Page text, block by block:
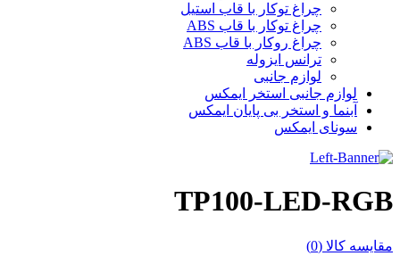
چراغ توکار با قاب استیل
چراغ توکار با قاب ABS
چراغ روکار با قاب ABS
ترانس ایزوله
لوازم جانبی
لوازم جانبی استخر ایمکس
آبنما و استخر بی پایان ایمکس
سونای ایمکس
TP100-LED-RGB
مقایسه کالا (0)